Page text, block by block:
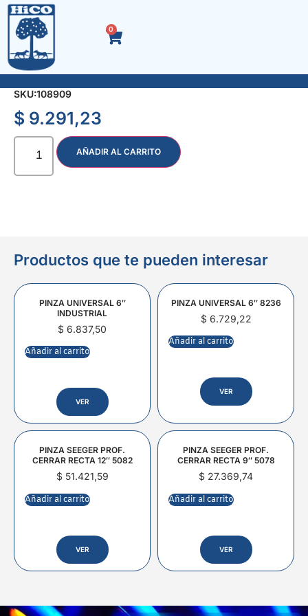
0
SERRUCHO P/CARPINTERO DE 35 cms.
SKU:108909
$ 9.291,23
AÑADIR AL CARRITO
Productos que te pueden interesar
PINZA UNIVERSAL 6″
INDUSTRIAL
$ 6.837,50
Añadir al carrito
VER
PINZA UNIVERSAL 6″ 8236
$6.729,22
Añadir al carrito
VER
PINZA SEEGER PROF.
CERRAR RECTA 12″ 5082
$51.421,59
Añadir al carrito
VER
PINZA SEEGER PROF.
CERRAR RECTA 9″ 5078
$ 27.369,74
Añadir al carrito
VER